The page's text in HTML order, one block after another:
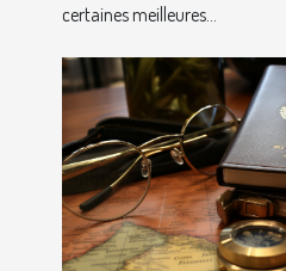
certaines meilleures...